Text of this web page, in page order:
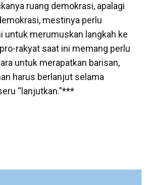
ruang demokrasi, apalagi
mestinya perlu
untuk merumuskan langkah ke
rakyat saat ini memang perlu
untuk merapatkan barisan,
harus berlanjut selama
“lanjutkan.”***